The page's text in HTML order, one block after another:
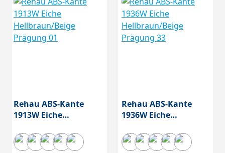
Rehau ABS-Kante
1913W Eiche
Prägung 01
Rehau ABS-Kante
1936W Eiche
Prägung 33